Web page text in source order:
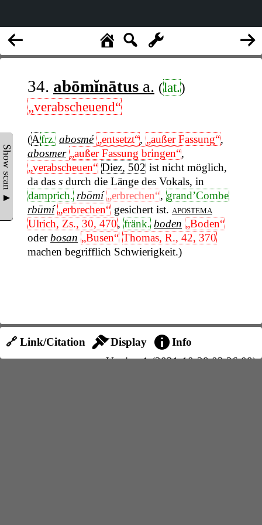
Show scan ▲
34. abōmĭnātus a. (lat.)
„verabscheuend“
(Afrz. abosmé „entsetzt“, „außer Fassung“,
abosmer „außer Fassung bringen“,
„verabscheuen“ Diez, 502 ist nicht möglich,
da das s durch die Länge des Vokals, in
damprich. rbōmí „erbrechen“, grand’Combe
rbūmí „erbrechen“ gesichert ist. apostema
Ulrich, Zs., 30, 470, fränk. boden „Boden“
oderbosan „Busen“ Thomas, R., 42, 370
machen begrifflich Schwierigkeit.)
🔗 Link/Citation Display
Info
Version 1 (2021-10-28 03:26:08)